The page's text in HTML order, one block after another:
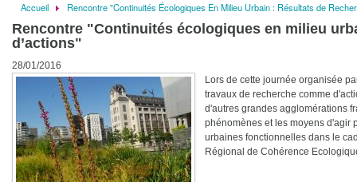
Fil
d'Ariane
Accueil Rencontre "Continuités Écologiques En Milieu Urbain : Résultats de
Rencontre "Continuités écologiques en milieu
d’actions"
28/01/2016
Lors de cette journée organisée
travaux de recherche comme
d'autres grandes agglomérations
phénomènes et les moyens d'agir
urbaines fonctionnelles dans le
Régional de Cohérence